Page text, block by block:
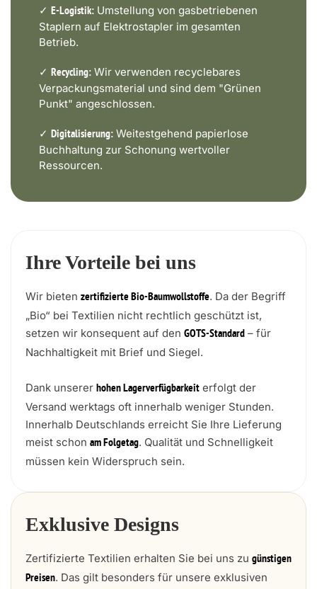
✓ E-Logistik: Umstellung von gasbetriebenen
Staplern auf Elektrostapler im gesamten
Betrieb.
✓ Recycling: Wir verwenden recyclebares
Verpackungsmaterial und sind dem "Grünen
Punkt" angeschlossen.
✓ Digitalisierung: Weitestgehend papierlose
Buchhaltung zur Schonung wertvoller
Ressourcen.
Ihre Vorteile bei uns
Wir bieten zertifizierte Bio-Baumwollstoffe. Da der Begriff
„Bio“ bei Textilien nicht rechtlich geschützt ist,
setzen wir konsequent auf den GOTS-Standard – für
Nachhaltigkeit mit Brief und Siegel.
Dank unserer hohen Lagerverfügbarkeit erfolgt der
Versand werktags oft innerhalb weniger Stunden.
Innerhalb Deutschlands erreicht Sie Ihre Lieferung
meist schon am Folgetag. Qualität und Schnelligkeit
müssen kein Widerspruch sein.
Exklusive Designs
Zertifizierte Textilien erhalten Sie bei uns zu günstigen
Preisen. Das gilt besonders für unsere exklusiven